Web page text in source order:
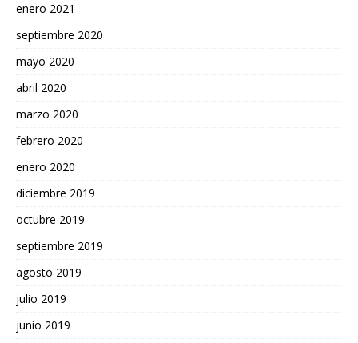
enero 2021
septiembre 2020
mayo 2020
abril 2020
marzo 2020
febrero 2020
enero 2020
diciembre 2019
octubre 2019
septiembre 2019
agosto 2019
julio 2019
junio 2019